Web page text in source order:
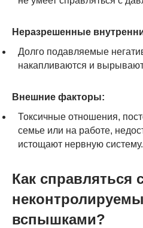
Неразрешенные
Долго подавляемые
накапливаются и
Внешние факторы:
Токсичные отношения,
семье или на работе,
истощают нервную систему.
Как справляться
вспышками?